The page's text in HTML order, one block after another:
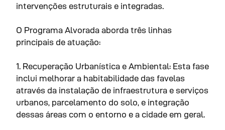
intervenções estruturais e integradas.
O Programa Alvorada aborda três linhas
principais de atuação:
1. Recuperação Urbanística e Ambiental: Esta fase
inclui melhorar a habitabilidade das favelas
através da instalação de infraestrutura e serviços
urbanos, parcelamento do solo, e integração
dessas áreas com o entorno e a cidade em geral.